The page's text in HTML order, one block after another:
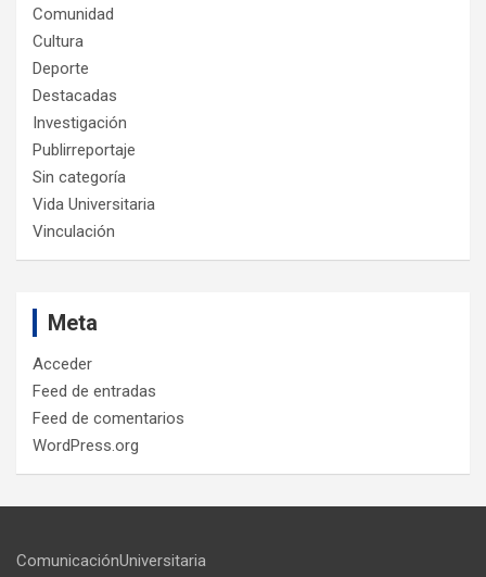
Comunidad
Cultura
Deporte
Destacadas
Investigación
Publirreportaje
Sin categoría
Vida Universitaria
Vinculación
Meta
Acceder
Feed de entradas
Feed de comentarios
WordPress.org
ComunicaciónUniversitaria